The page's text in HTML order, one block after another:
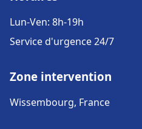
Lun-Ven: 8h-19h
Service d'urgence 24/7
Zone intervention
Wissembourg, France